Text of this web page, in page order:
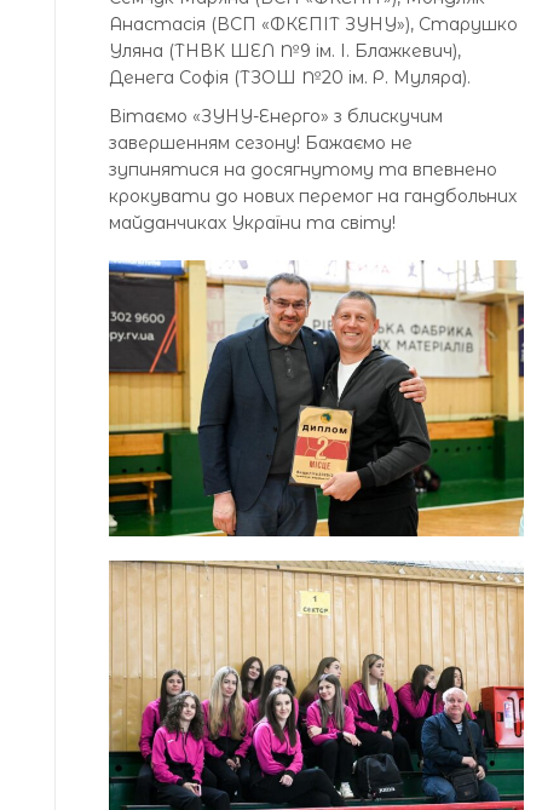
Анастасія (ВСП «ФКЕПІТ ЗУНУ»), Старушко
Уляна (ТНВК ШЕЛ №9 ім. І. Блажкевич),
Денега Софія (ТЗОШ №20 ім. Р. Муляра).
Вітаємо «ЗУНУ-Енерго» з блискучим
завершенням сезону! Бажаємо не
зупинятися на досягнутому та впевнено
крокувати до нових перемог на гандбольних
майданчиках України та світу!